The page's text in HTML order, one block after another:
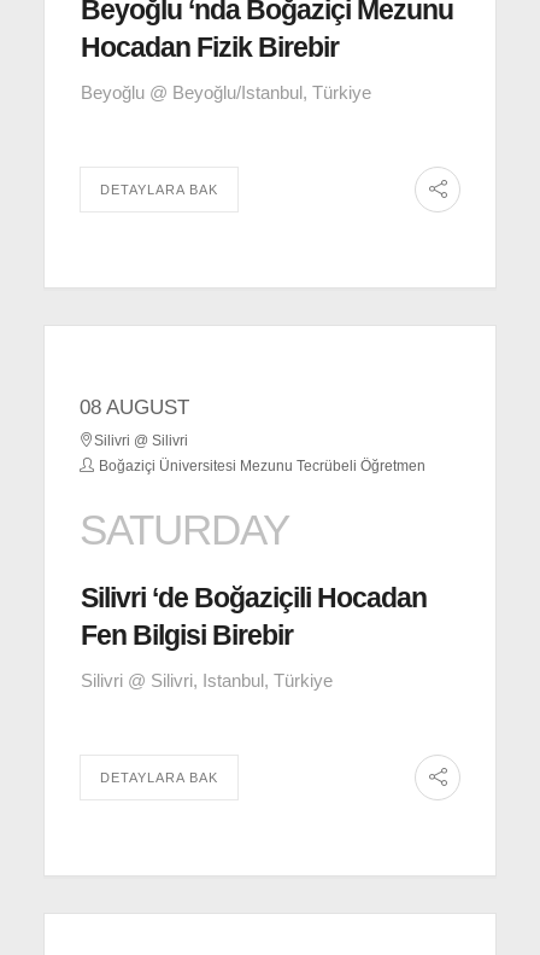
Beyoğlu ‘nda Boğaziçi Mezunu
Hocadan Fizik Birebir
Beyoğlu @ Beyoğlu/Istanbul, Türkiye
DETAYLARA BAK
08 AUGUST
Silivri @ Silivri
Boğaziçi Üniversitesi Mezunu Tecrübeli Öğretmen
SATURDAY
Silivri ‘de Boğaziçili Hocadan
Fen Bilgisi Birebir
Silivri @ Silivri, Istanbul, Türkiye
DETAYLARA BAK